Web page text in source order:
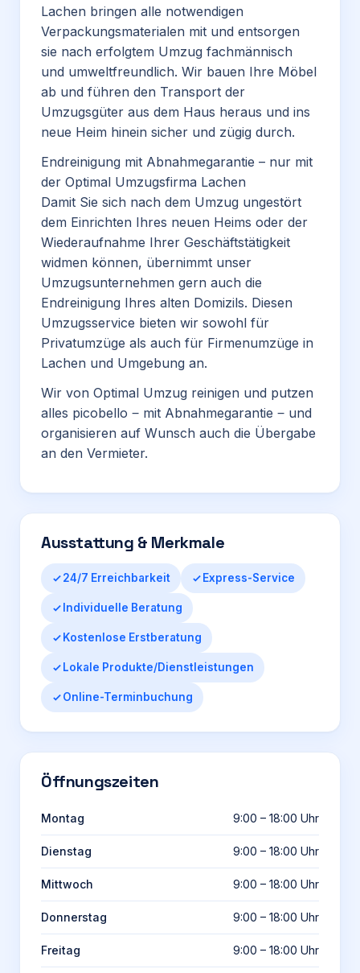
Lachen bringen alle notwendigen
Verpackungsmaterialen mit und entsorgen
sie nach erfolgtem Umzug fachmännisch
und umweltfreundlich. Wir bauen Ihre Möbel
ab und führen den Transport der
Umzugsgüter aus dem Haus heraus und ins
neue Heim hinein sicher und zügig durch.
Endreinigung mit Abnahmegarantie – nur mit
der Optimal Umzugsfirma Lachen
Damit Sie sich nach dem Umzug ungestört
dem Einrichten Ihres neuen Heims oder der
Wiederaufnahme Ihrer Geschäftstätigkeit
widmen können, übernimmt unser
Umzugsunternehmen gern auch die
Endreinigung Ihres alten Domizils. Diesen
Umzugsservice bieten wir sowohl für
Privatumzüge als auch für Firmenumzüge in
Lachen und Umgebung an.
Wir von Optimal Umzug reinigen und putzen
alles picobello ‒ mit Abnahmegarantie ‒ und
organisieren auf Wunsch auch die Übergabe
an den Vermieter.
Ausstattung & Merkmale
24/7 Erreichbarkeit Express-Service
Individuelle Beratung
Kostenlose Erstberatung
Lokale Produkte/Dienstleistungen
Online-Terminbuchung
Öffnungszeiten
Montag 9:00 – 18:00 Uhr
Dienstag 9:00 – 18:00 Uhr
Mittwoch 9:00 – 18:00 Uhr
Donnerstag 9:00 – 18:00 Uhr
Freitag 9:00 – 18:00 Uhr